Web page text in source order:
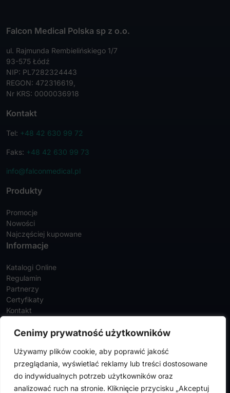
Cenimy prywatność użytkowników
Używamy plików cookie, aby poprawić jakość
przeglądania, wyświetlać reklamy lub treści dostosowane
do indywidualnych potrzeb użytkowników oraz
analizować ruch na stronie. Kliknięcie przycisku „Akceptuj
Falcon Medical Polska sp z o.o.
ul. Rajmunda Rembielińskiego 1/7
93-575 Łódź
NIP: PL7282324443
REGON: 472316619,
Nr KRS: 0000036918
Kontakt
Tel: +48 42 630 99 72
Faks: +48 42 630 99 73
info@falconmedical.pl
Produkty
Promocje
Nowości
Najczęściej kupowane
Informacje
Katalogi Online
Regulamin
Partnerzy
Certyfikaty
Kontakt
Zamówienia
Adresy